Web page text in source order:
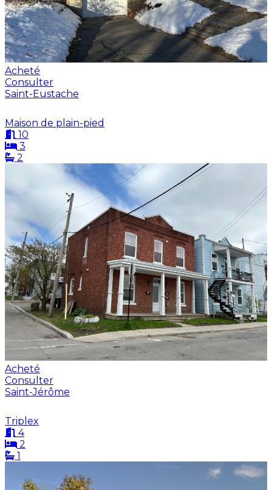
Acheté
Consulter
Saint-Eustache
Maison de plain-pied
10
3
2
Acheté
Consulter
Saint-Jérôme
Triplex
4
2
1